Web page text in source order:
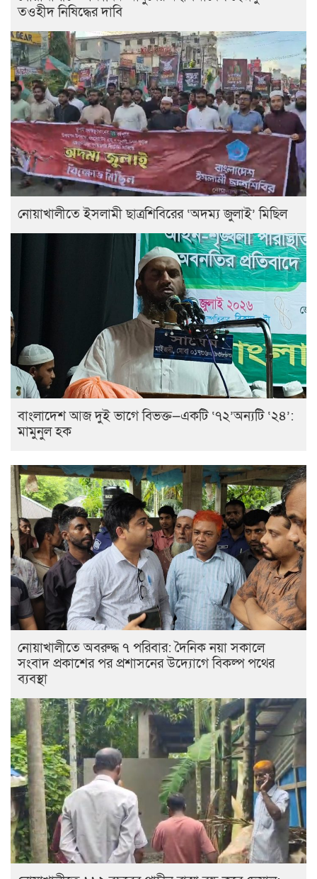
তওহীদ নিষিদ্ধের দাবি
নোয়াখালীতে ইসলামী ছাত্রশিবিরের ‘অদম্য জুলাই’ মিছিল
বাংলাদেশ আজ দুই ভাগে বিভক্ত—একটি ‘৭২’অন্যটি ‘২৪’:
মামুনুল হক
নোয়াখালীতে অবরুদ্ধ ৭ পরিবার: দৈনিক নয়া সকালে
সংবাদ প্রকাশের পর প্রশাসনের উদ্যোগে বিকল্প পথের
ব্যবস্থা